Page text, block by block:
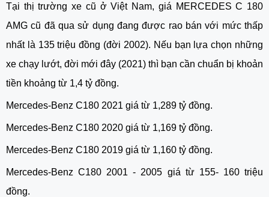
Tại thị trường xe cũ ở Việt Nam, giá MERCEDES C 180
AMG cũ đã qua sử dụng đang được rao bán với mức thấp
nhất là 135 triệu đồng (đời 2002). Nếu bạn lựa chọn những
xe chạy lướt, đời mới đây (2021) thì bạn cần chuẩn bị khoản
tiền khoảng từ 1,4 tỷ đồng.
Mercedes-Benz C180 2021 giá từ 1,289 tỷ đồng.
Mercedes-Benz C180 2020 giá từ 1,169 tỷ đồng.
Mercedes-Benz C180 2019 giá từ 1,160 tỷ đồng.
Mercedes-Benz C180 2001 - 2005 giá từ 155- 160 triệu
đồng.